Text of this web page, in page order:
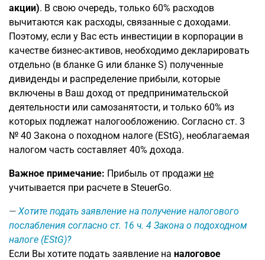
акции). В свою очередь, только 60% расходов
вычитаются как расходы, связанные с доходами.
Поэтому, если у Вас есть инвестиции в корпорации в
качестве бизнес-активов, необходимо декларировать
отдельно (в бланке G или бланке S) полученные
дивиденды и распределение прибыли, которые
включены в Ваш доход от предпринимательской
деятельности или самозанятости, и только 60% из
которых подлежат налогообложению. Согласно ст. 3
№ 40 Закона о походном налоге (EStG), необлагаемая
налогом часть составляет 40% дохода.
Важное примечание: Прибыль от продажи не
учитывается при расчете в SteuerGo.
Хотите подать заявление на получение налогового
послабления согласно ст. 16 ч. 4 Закона о подоходном
налоге (EStG)?
Если Вы хотите подать заявление на налоговое